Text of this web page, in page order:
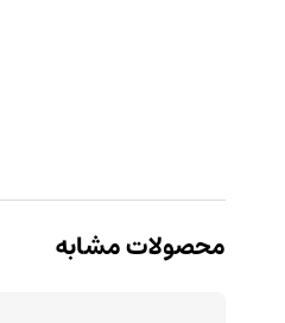
محصولات مشابه